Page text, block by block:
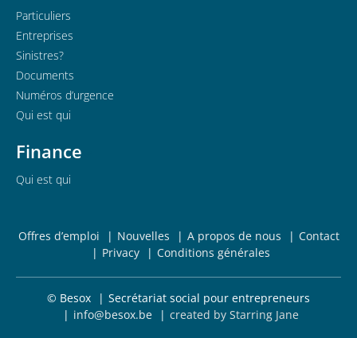
Particuliers
Entreprises
Sinistres?
Documents
Numéros d’urgence
Qui est qui
Finance
Qui est qui
Offres d’emploi Nouvelles A propos de nous
Contact
Privacy
Conditions générales
© Besox
Secrétariat social pour entrepreneurs
info@besox.be
created by Starring Jane